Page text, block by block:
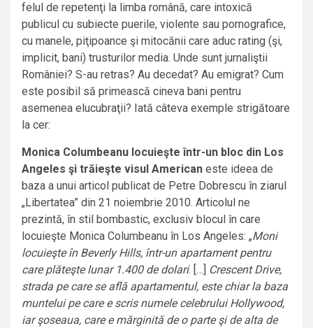
felul de repetenţi la limba română, care intoxică
publicul cu subiecte puerile, violente sau pornografice,
cu manele, piţipoance şi mitocănii care aduc rating (şi,
implicit, bani) trusturilor media. Unde sunt jurnaliştii
României? S-au retras? Au decedat? Au emigrat? Cum
este posibil să primească cineva bani pentru
asemenea elucubraţii? Iată câteva exemple strigătoare
la cer:
Monica Columbeanu locuieşte într-un bloc din Los
Angeles şi trăieşte visul American este ideea de
baza a unui articol publicat de Petre Dobrescu în ziarul
„Libertatea” din 21 noiembrie 2010. Articolul ne
prezintă, în stil bombastic, exclusiv blocul în care
locuieşte Monica Columbeanu în Los Angeles: „Moni
locuieşte în Beverly Hills, într-un apartament pentru
care plăteşte lunar 1.400 de dolari. […] Crescent Drive,
strada pe care se află apartamentul, este chiar la baza
muntelui pe care e scris numele celebrului Hollywood,
iar şoseaua, care e mărginită de o parte şi de alta de